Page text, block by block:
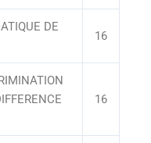
DE
16
16